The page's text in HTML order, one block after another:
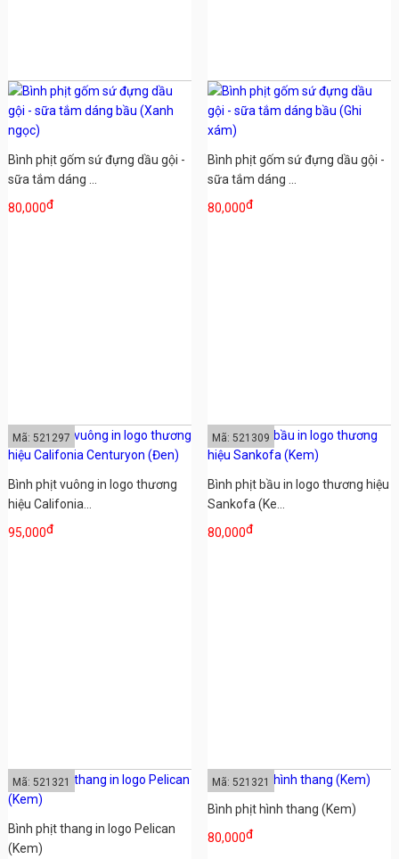
Bình phịt gốm sứ đựng dầu gội -
sữa tắm dáng ...
80,000đ
Bình phịt gốm sứ đựng dầu gội -
sữa tắm dáng ...
80,000đ
Bình phịt vuông in logo thương
hiệu Califonia...
95,000đ
Mã: 521297
Bình phịt bầu in logo thương hiệu
Sankofa (Ke...
80,000đ
Mã: 521309
Bình phịt thang in logo Pelican
(Kem)
Mã: 521321
Bình phịt hình thang (Kem)
80,000đ
Mã: 521321